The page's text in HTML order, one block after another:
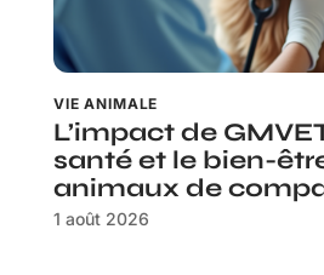
VIE ANIMALE
L’impact de
santé et le bien-
animaux de
1 août 2026